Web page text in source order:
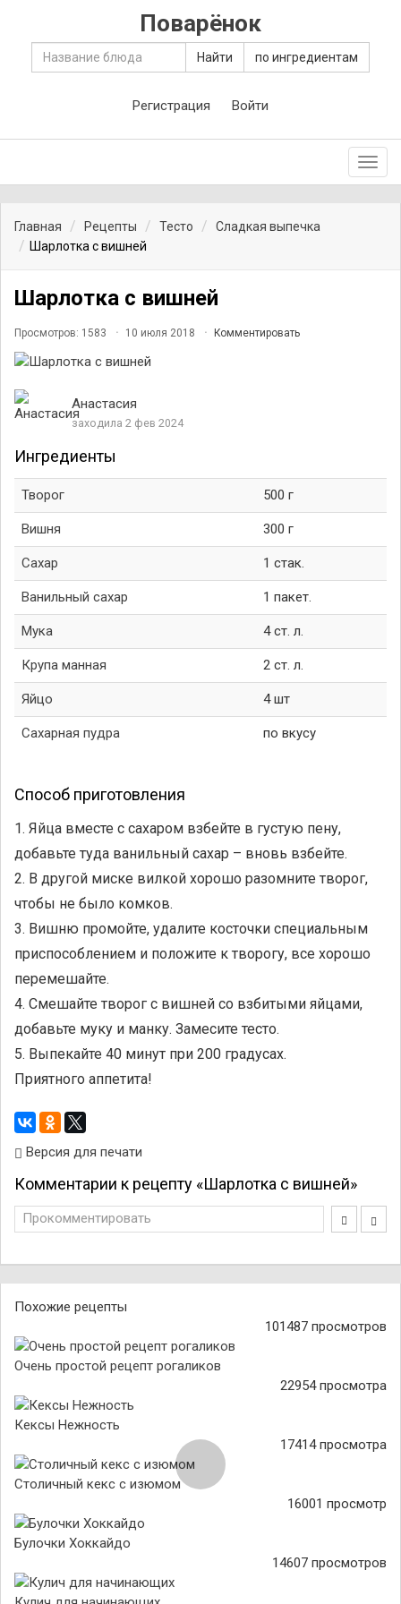
Поварёнок
Найти по ингредиентам
Регистрация Войти
Главная Рецепты Тесто
Сладкая выпечка
Шарлотка с вишней
Шарлотка с вишней
Просмотров: 1583 10 июля 2018 Комментировать
Анастасия
заходила 2 фев 2024
Ингредиенты
Творог 500 г
Вишня 300 г
Сахар 1 стак.
Ванильный сахар 1 пакет.
Мука 4 ст. л.
Крупа манная 2 ст. л.
Яйцо 4 шт
Сахарная пудра по вкусу
Способ приготовления
1. Яйца вместе с сахаром взбейте в густую пену,
добавьте туда ванильный сахар – вновь взбейте.
2. В другой миске вилкой хорошо разомните творог,
чтобы не было комков.
3. Вишню промойте, удалите косточки специальным
приспособлением и положите к творогу, все хорошо
перемешайте.
4. Смешайте творог с вишней со взбитыми яйцами,
добавьте муку и манку. Замесите тесто.
5. Выпекайте 40 минут при 200 градусах.
Приятного аппетита!
Версия для печати
Комментарии к рецепту «Шарлотка с вишней»
Прокомментировать
Похожие рецепты
101487 просмотров
Очень простой рецепт рогаликов
22954 просмотра
Кексы Нежность
17414 просмотра
Столичный кекс с изюмом
16001 просмотр
Булочки Хоккайдо
14607 просмотров